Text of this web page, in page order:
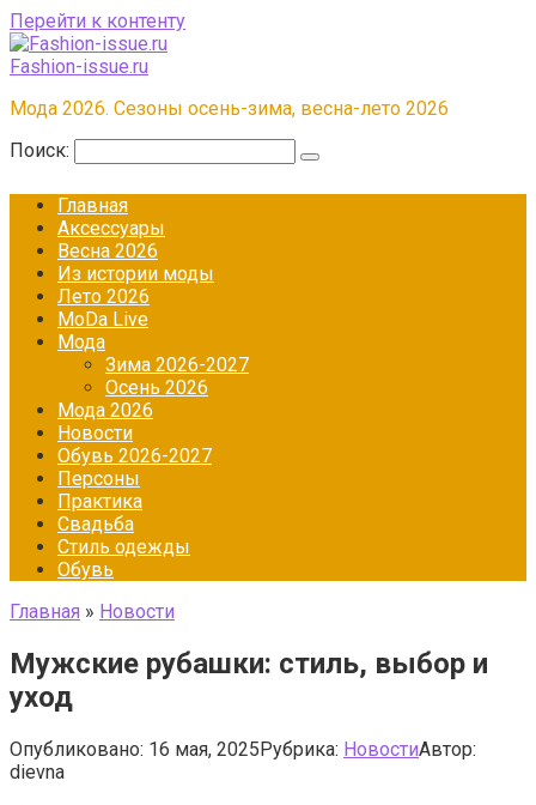
Перейти к контенту
Fashion-issue.ru
Мода 2026. Сезоны осень-зима, весна-лето 2026
Поиск:
Главная
Аксессуары
Весна 2026
Из истории моды
Лето 2026
МоDа Live
Мода
Зима 2026-2027
Осень 2026
Мода 2026
Новости
Обувь 2026-2027
Персоны
Практика
Свадьба
Стиль одежды
Обувь
Главная » Новости
Мужские рубашки: стиль, выбор и
уход
Опубликовано: 16 мая, 2025Рубрика: НовостиАвтор:
dievna